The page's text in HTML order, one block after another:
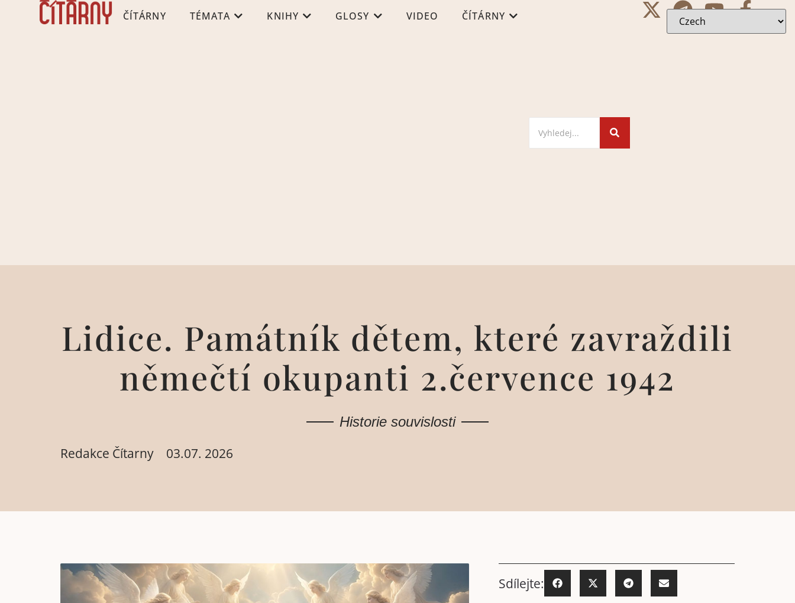
ČÍTÁRNY TÉMATA KNIHY GLOSY VIDEO ČÍTÁRNY
Lidice. Památník dětem, které zavraždili
němečtí okupanti 2.července 1942
Historie souvislosti
Redakce Čítarny 03.07. 2026
Sdílejte: